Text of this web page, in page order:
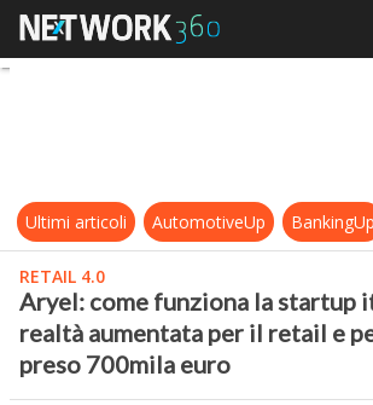
Aryel: come
Ultimi articoli AutomotiveUp BankingUp
RETAIL 4.0
Aryel: come funziona la startup
realtà aumentata per il retail e
preso 700mila euro